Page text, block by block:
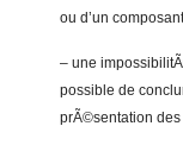
ou d’un
– une
possible de
prÃ©sentation